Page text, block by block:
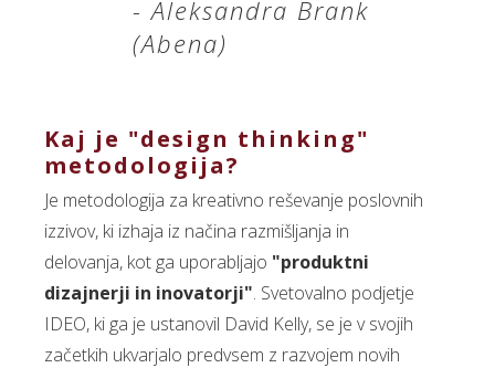
- Aleksandra Brank
(Abena)
Kaj je "design thinking"
metodologija?
Je metodologija za kreativno reševanje poslovnih
izzivov, ki izhaja iz načina razmišljanja in
delovanja, kot ga uporabljajo "produktni
dizajnerji in inovatorji". Svetovalno podjetje
IDEO, ki ga je ustanovil David Kelly, se je v svojih
začetkih ukvarjalo predvsem z razvojem novih